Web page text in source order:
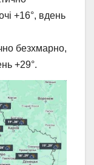
+16°, вдень
безхмарно,
+29°.